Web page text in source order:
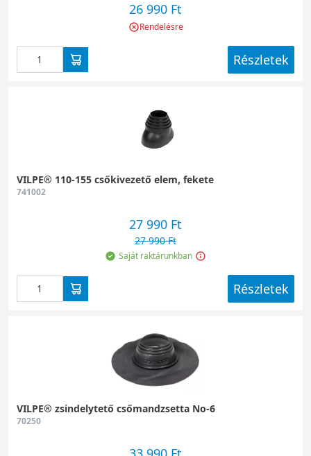
26 990 Ft
Rendelésre
Részletek
VILPE® 110-155 csőkivezető elem, fekete
741002
27 990 Ft
27 990 Ft
Saját raktárunkban
Részletek
VILPE® zsindelytető csőmandzsetta No-6
70250